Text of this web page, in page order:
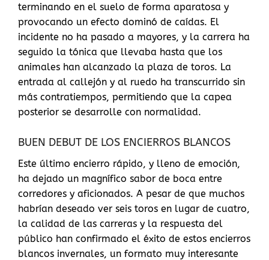
terminando en el suelo de forma aparatosa y
provocando un efecto dominó de caídas. El
incidente no ha pasado a mayores, y la carrera ha
seguido la tónica que llevaba hasta que los
animales han alcanzado la plaza de toros. La
entrada al callejón y al ruedo ha transcurrido sin
más contratiempos, permitiendo que la capea
posterior se desarrolle con normalidad.
BUEN DEBUT DE LOS ENCIERROS BLANCOS
Este último encierro rápido, y lleno de emoción,
ha dejado un magnífico sabor de boca entre
corredores y aficionados. A pesar de que muchos
habrían deseado ver seis toros en lugar de cuatro,
la calidad de las carreras y la respuesta del
público han confirmado el éxito de estos encierros
blancos invernales, un formato muy interesante